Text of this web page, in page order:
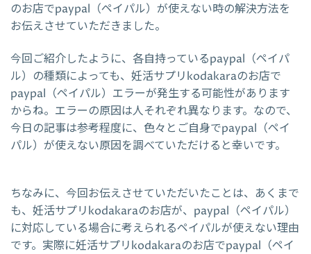
のお店でpaypal（ペイパル）が使えない時の解決方法を
お伝えさせていただきました。
今回ご紹介したように、各自持っているpaypal（ペイパ
ル）の種類によっても、妊活サプリkodakaraのお店で
paypal（ペイパル）エラーが発生する可能性があります
からね。エラーの原因は人それぞれ異なります。なので、
今日の記事は参考程度に、色々とご自身でpaypal（ペイ
パル）が使えない原因を調べていただけると幸いです。
ちなみに、今回お伝えさせていただいたことは、あくまで
も、妊活サプリkodakaraのお店が、paypal（ペイパル）
に対応している場合に考えられるペイパルが使えない理由
です。実際に妊活サプリkodakaraのお店でpaypal（ペイ